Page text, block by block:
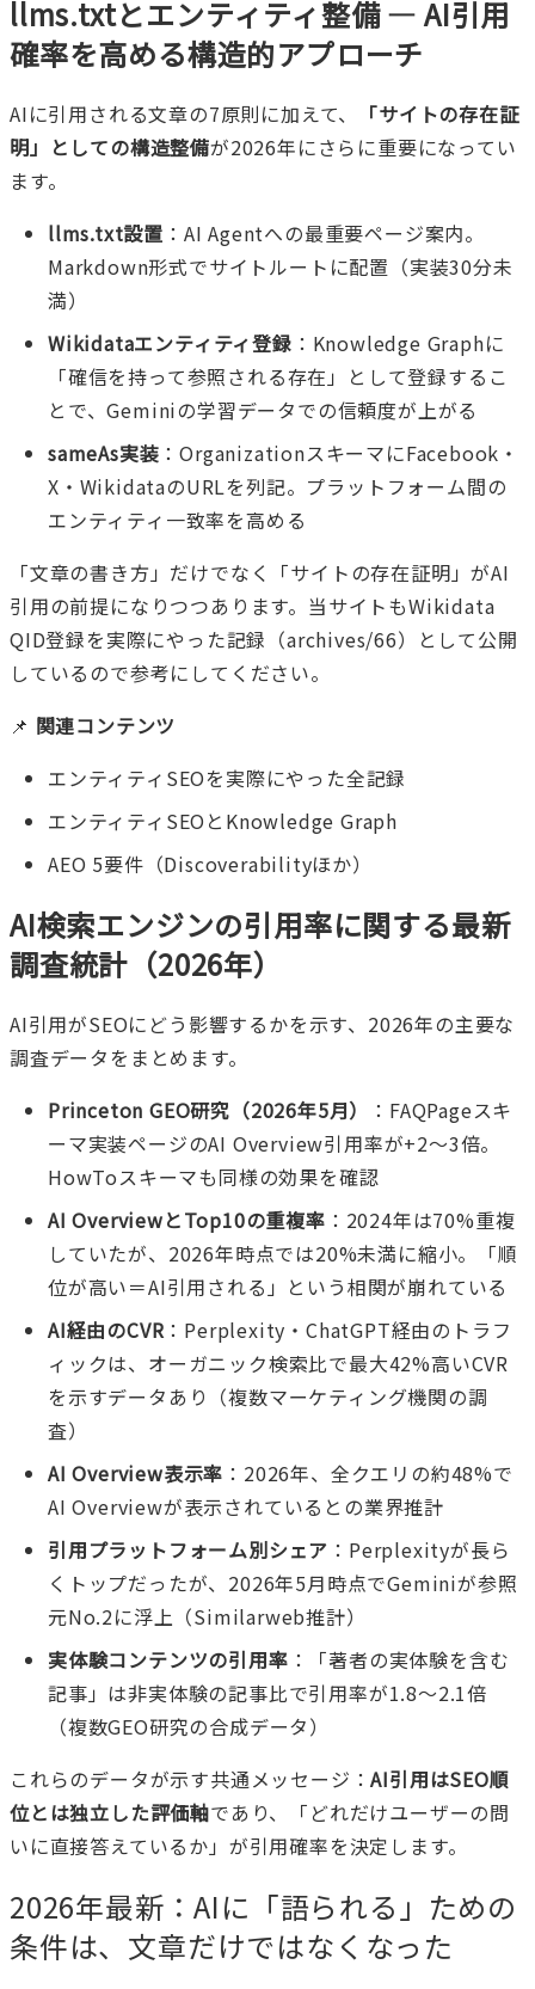
llms.txtとエンティティ整備 — AI引用
確率を高める構造的アプローチ
AIに引用される文章の7原則に加えて、
「サイトの存在証
明」としての構造整備が2026年にさらに重要になってい
ます。
llms.txt設置 ：AI Agentへの最重要ページ案内。
Markdown形式でサイトルートに配置（実装30分未
満）
Wikidataエンティティ登録 ：Knowledge Graphに
「確信を持って参照される存在」として登録するこ
とで、Geminiの学習データでの信頼度が上がる
sameAs実装 ：OrganizationスキーマにFacebook・
X・WikidataのURLを列記。プラットフォーム間の
エンティティ一致率を高める
「文章の書き方」だけでなく「サイトの存在証明」がAI
引用の前提になりつつあります。当サイトもWikidata
QID登録を実際にやった記録（archives/66）
として公開
しているので参考にしてください。
📌 関連コンテンツ
エンティティSEOを実際にやった全記録
エンティティSEOとKnowledge Graph
AEO 5要件（Discoverabilityほか）
AI検索エンジンの引用率に関する最新
調査統計（2026年）
AI引用がSEOにどう影響するかを示す、2026年の主要な
調査データをまとめます。
Princeton GEO研究（2026年5月）
：FAQPageスキ
ーマ実装ページのAI Overview引用率が+2〜3倍。
HowToスキーマも同様の効果を確認
AI OverviewとTop10の重複率 ：2024年は70%重複
していたが、2026年時点では20%未満に縮小。「順
位が高い＝AI引用される」という相関が崩れている
AI経由のCVR：Perplexity・ChatGPT経由のトラフ
ィックは、オーガニック検索比で最大42%高いCVR
を示すデータあり（複数マーケティング機関の調
査）
AI Overview表示率 ：2026年、全クエリの約48%で
AI Overviewが表示されているとの業界推計
引用プラットフォーム別シェア ：Perplexityが長ら
くトップだったが、2026年5月時点でGeminiが参照
元No.2に浮上（Similarweb推計）
実体験コンテンツの引用率 ：「著者の実体験を含む
記事」は非実体験の記事比で引用率が1.8〜2.1倍
（複数GEO研究の合成データ）
これらのデータが示す共通メッセージ：AI引用はSEO順
位とは独立した評価軸であり、「どれだけユーザーの問
いに直接答えているか」が引用確率を決定します。
2026年最新：AIに「語られる」ための
条件は、文章だけではなくなった